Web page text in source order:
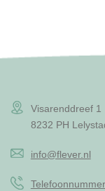
Visarenddreef 1
8232 PH
info@flever.nl